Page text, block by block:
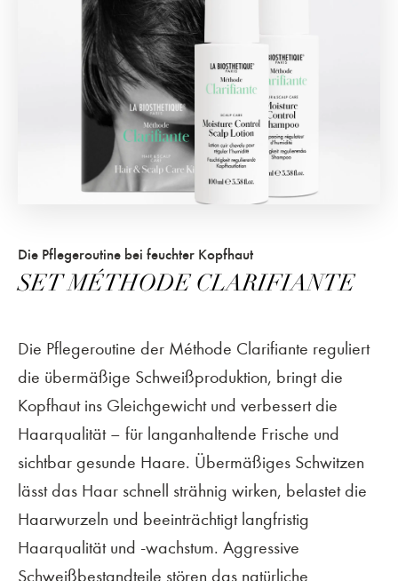
Die Pflegeroutine bei feuchter Kopfhaut
SET MÉTHODE CLARIFIANTE
Die Pflegeroutine der Méthode Clarifiante reguliert
die übermäßige Schweißproduktion, bringt die
Kopfhaut ins Gleichgewicht und verbessert die
Haarqualität – für langanhaltende Frische und
sichtbar gesunde Haare. Übermäßiges Schwitzen
lässt das Haar schnell strähnig wirken, belastet die
Haarwurzeln und beeinträchtigt langfristig
Haarqualität und -wachstum. Aggressive
Schweißbestandteile stören das natürliche